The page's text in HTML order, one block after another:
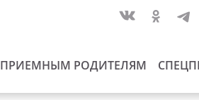
ПРИЕМНЫМ РОДИТЕЛЯМ